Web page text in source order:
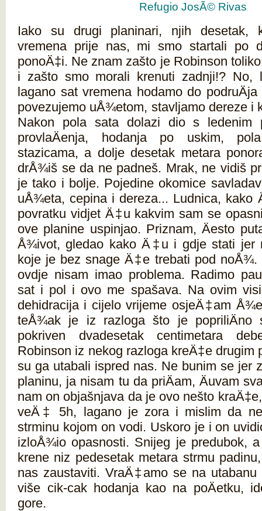
Refugio JosÃ© Rivas
Iako su drugi planinari, njih desetak,
vremena prije nas, mi smo startali po
ponoÄ‡i. Ne znam zašto je Robinson toliko
i zašto smo morali krenuti zadnji!? No,
lagano sat vremena hodamo do
povezujemo uÅ¾etom, stavljamo dereze i
Nakon pola sata dolazi dio s ledenim
provlaÄenja, hodanja po uskim,
stazicama, a dolje desetak metara
drÅ¾iš se da ne padneš. Mrak, ne vidiš
je tako i bolje. Pojedine okomice
uÅ¾eta, cepina i dereza... Ludnica, kako
povratku vidjet Ä‡u kakvim sam se
ove planine uspinjao. Priznam, Äesto
Å¾ivot, gledao kako Ä‡u i gdje stati jer
koje je bez snage Ä‡e trebati pod noÅ¾.
ovdje nisam imao problema. Radimo
sat i pol i ovo me spašava. Na ovim
dehidracija i cijelo vrijeme osjeÄ‡am
teÅ¾ak je iz razloga što je popriliÄno
pokriven dvadesetak centimetara
Robinson iz nekog razloga kreÄ‡e drugim
su ga utabali ispred nas. Ne bunim se jer
planinu, ja nisam tu da priÄam, Äuvam
nam on objašnjava da je ovo nešto
veÄ‡ 5h, lagano je zora i mislim da
strminu kojom on vodi. Uskoro je i on
izloÅ¾io opasnosti. Snijeg je predubok,
krene niz pedesetak metara strmu
nas zaustaviti. VraÄ‡amo se na utabanu
više cik-cak hodanja kao na poÄetku,
gore.